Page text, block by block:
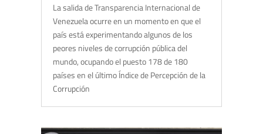
La salida de Transparencia Internacional de
Venezuela ocurre en un momento en que el
país está experimentando algunos de los
peores niveles de corrupción pública del
mundo, ocupando el puesto 178 de 180
países en el último Índice de Percepción de la
Corrupción